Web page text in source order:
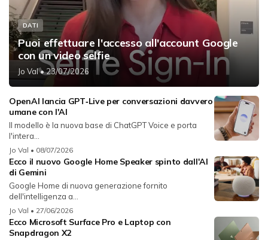
DATI
Puoi effettuare l'accesso all'account Google
con un video selfie
Jo Val• 23/07/2026
OpenAI lancia GPT‑Live per conversazioni davvero
umane con l'AI
Il modello è la nuova base di ChatGPT Voice e porta
l'intera...
Jo Val • 08/07/2026
Ecco il nuovo Google Home Speaker spinto dall'AI
di Gemini
Google Home di nuova generazione fornito
dell'intelligenza a...
Jo Val • 27/06/2026
Ecco Microsoft Surface Pro e Laptop con
Snapdragon X2